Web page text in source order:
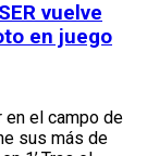
vuelve
en juego
en el campo de
sus más de